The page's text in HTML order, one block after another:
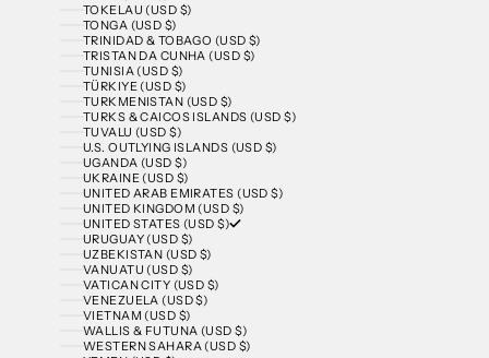
TOKELAU (USD $)
TONGA (USD $)
TRINIDAD & TOBAGO (USD $)
TRISTAN DA CUNHA (USD $)
TUNISIA (USD $)
TÜRKIYE (USD $)
TURKMENISTAN (USD $)
TURKS & CAICOS ISLANDS (USD $)
TUVALU (USD $)
U.S. OUTLYING ISLANDS (USD $)
UGANDA (USD $)
UKRAINE (USD $)
UNITED ARAB EMIRATES (USD $)
UNITED KINGDOM (USD $)
UNITED STATES (USD $)
URUGUAY (USD $)
UZBEKISTAN (USD $)
VANUATU (USD $)
VATICAN CITY (USD $)
VENEZUELA (USD $)
VIETNAM (USD $)
WALLIS & FUTUNA (USD $)
WESTERN SAHARA (USD $)